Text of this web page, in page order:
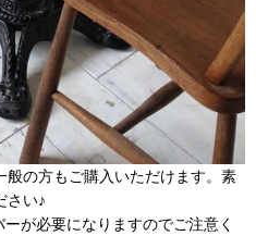
の方もご購入いただけます。素
さい♪
が必要になりますのでご注意く